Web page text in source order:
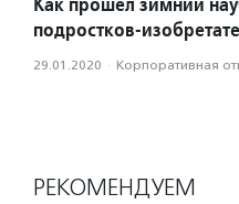
подростков-
29.01.2020 · Корпоративная
РЕКОМЕНДУЕМ